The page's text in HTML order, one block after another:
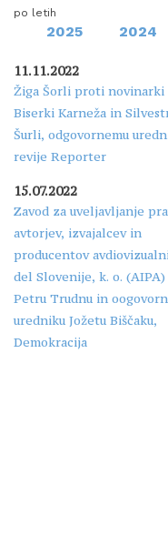
po letih
2025 2024
11.11.2022
Žiga Šorli proti novinarki
Biserki Karneža in
Šurli, odgovornemu
revije Reporter
15.07.2022
Zavod za uveljavljanje
avtorjev, izvajalcev in
producentov
del Slovenije, k. o.
Petru Trudnu in
uredniku Jožetu Biščaku,
Demokracija